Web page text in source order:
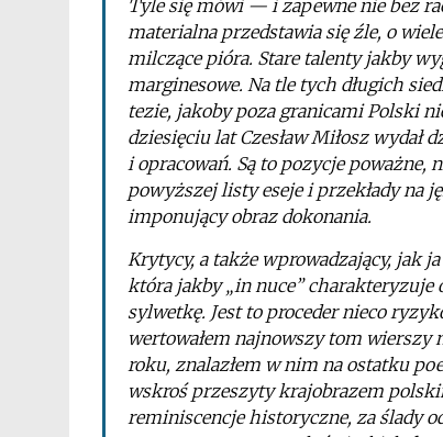
Tyle się mówi — i zapewne nie bez
materialna przedstawia się źle, o
milczące pióra. Stare talenty jakby
marginesowe. Na tle tych długich
tezie, jakoby poza granicami Polski
dziesięciu lat Czesław Miłosz
i opracowań. Są to pozycje poważne,
powyższej listy eseje i przekłady na
imponujący obraz dokonania.
Krytycy, a także wprowadzający, jak
która jakby „in nuce” charakteryzuje
sylwetkę. Jest to proceder nieco
wertowałem najnowszy tom wierszy
roku, znalazłem w nim na ostatku
wskroś przeszyty krajobrazem
reminiscencje historyczne, za ślady